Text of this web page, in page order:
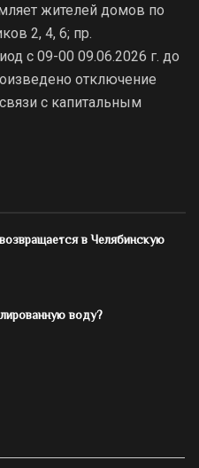
жителей домов по
2, 4, 6; пр.
с 09-00 09.06.2026 г. до
отключение
с капитальным
в Челябинскую
воду?